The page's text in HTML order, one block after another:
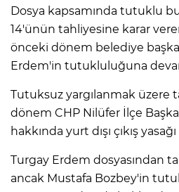
Dosya kapsamında tutuklu
14'ünün tahliyesine karar
önceki dönem belediye
Erdem'in tutukluluğuna
Tutuksuz yargılanmak üzere
dönem CHP Nilüfer İlçe
hakkında yurt dışı çıkış
Turgay Erdem dosyasından
ancak Mustafa Bozbey'in